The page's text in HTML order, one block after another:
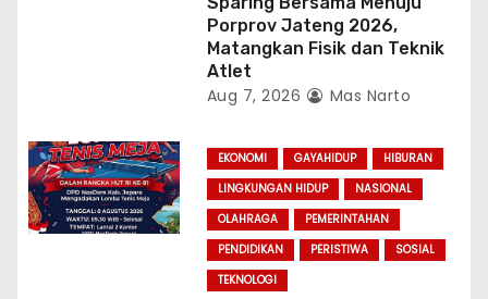
Porprov Jateng 2026,
Matangkan Fisik dan Teknik
Atlet
Aug 7, 2026 Mas Narto
EKONOMI GAYAHIDUP
HIBURAN
LINGKUNGAN HIDUP
NASIONAL
OLAHRAGA
PEMERINTAHAN
PENDIDIKAN
PERISTIWA
SOSIAL
TEKNOLOGI